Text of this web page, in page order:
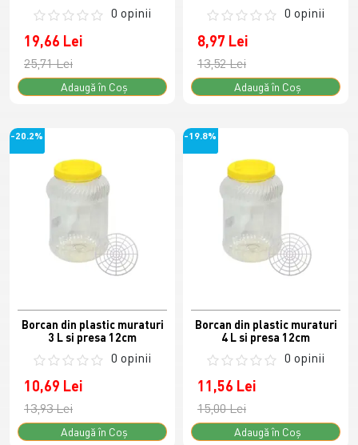
0 opinii
19,66 Lei
25,71 Lei
Adaugă în Coş
0 opinii
8,97 Lei
13,52 Lei
Adaugă în Coş
-20.2%
Borcan din plastic muraturi
3 L si presa 12cm
0 opinii
10,69 Lei
13,93 Lei
Adaugă în Coş
-19.8%
Borcan din plastic muraturi
4 L si presa 12cm
0 opinii
11,56 Lei
15,00 Lei
Adaugă în Coş